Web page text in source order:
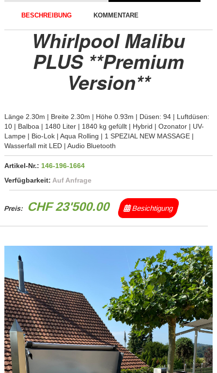
BESCHREIBUNG KOMMENTARE
Whirlpool Malibu
PLUS **Premium
Version**
Länge 2.30m | Breite 2.30m | Höhe 0.93m | Düsen: 94 | Luftdüsen:
10 | Balboa | 1480 Liter | 1840 kg gefüllt | Hybrid | Ozonator | UV-
Lampe | Bio-Lok | Aqua Rolling | 1 SPEZIAL NEW MASSAGE |
Wasserfall mit LED | Audio Bluetooth
Artikel-Nr.: 146-196-1664
Verfügbarkeit: Auf Anfrage
Preis: CHF 23'500.00 Besichtigung